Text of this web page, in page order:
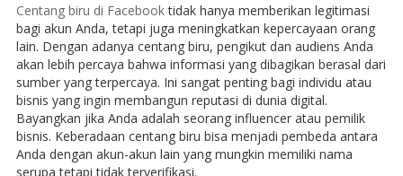
Centang biru di Facebooktidak hanya memberikan legitimasi
bagi akun Anda, tetapi juga meningkatkan kepercayaan orang
lain. Dengan adanya centang biru, pengikut dan audiens Anda
akan lebih percaya bahwa informasi yang dibagikan berasal dari
sumber yang terpercaya. Ini sangat penting bagi individu atau
bisnis yang ingin membangun reputasi di dunia digital.
Bayangkan jika Anda adalah seorang influencer atau pemilik
bisnis. Keberadaan centang biru bisa menjadi pembeda antara
Anda dengan akun-akun lain yang mungkin memiliki nama
serupa tetapi tidak terverifikasi.